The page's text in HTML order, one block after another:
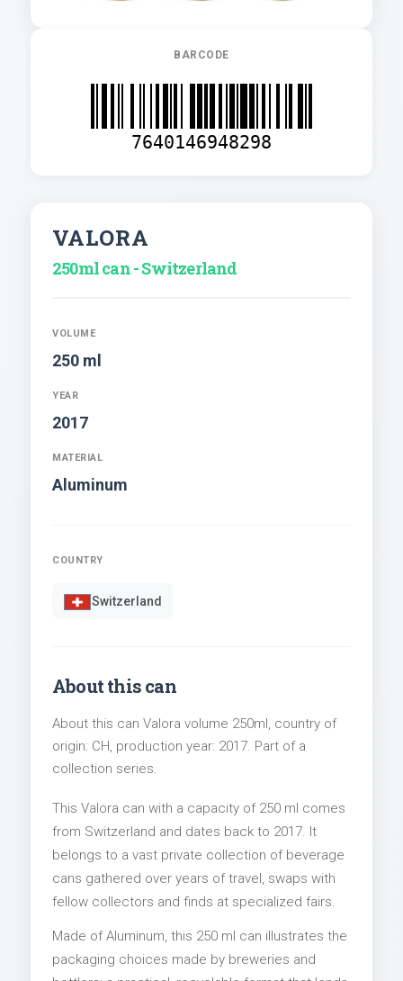
BARCODE
7640146948298
VALORA
250ml can - Switzerland
VOLUME
250 ml
YEAR
2017
MATERIAL
Aluminum
COUNTRY
Switzerland
About this can
About this can Valora volume 250ml, country of
origin: CH, production year: 2017. Part of a
collection series.
This Valora can with a capacity of 250 ml comes
from Switzerland and dates back to 2017. It
belongs to a vast private collection of beverage
cans gathered over years of travel, swaps with
fellow collectors and finds at specialized fairs.
Made of Aluminum, this 250 ml can illustrates the
packaging choices made by breweries and